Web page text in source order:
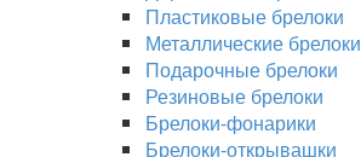
Пластиковые брелоки
Металлические брелоки
Подарочные брелоки
Резиновые брелоки
Брелоки-фонарики
Брелоки-открывашки